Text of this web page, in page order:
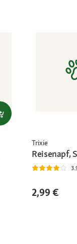
Trixie
Reisenapf,
2,99 €